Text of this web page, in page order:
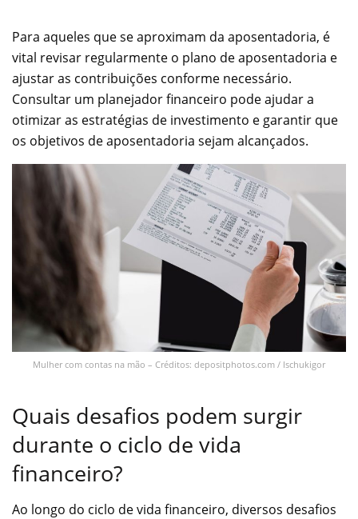
Para aqueles que se aproximam da aposentadoria, é
vital revisar regularmente o plano de aposentadoria e
ajustar as contribuições conforme necessário.
Consultar um planejador financeiro pode ajudar a
otimizar as estratégias de investimento e garantir que
os objetivos de aposentadoria sejam alcançados.
Mulher com contas na mão – Créditos: depositphotos.com / Ischukigor
Quais desafios podem surgir
durante o ciclo de vida
financeiro?
Ao longo do ciclo de vida financeiro, diversos desafios